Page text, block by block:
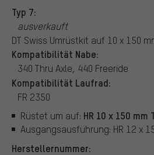
Typ 7:
ausverkauft
DT Swiss Umrüstkit auf 10 x 150
Kompatibilität Nabe:
340 Thru Axle, 440 Freeride
Kompatibilität Laufrad:
FR 2350
Rüstet um auf: HR 10 x 150 mm
Ausgangsausführung: HR 12 x
Herstellernummer: